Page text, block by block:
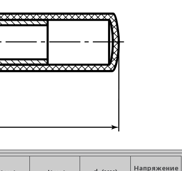
Напряжение